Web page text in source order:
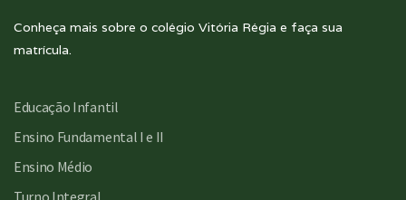
Conheça mais sobre o colégio Vitória Régia e faça sua
matrícula.
Educação Infantil
Ensino Fundamental I e II
Ensino Médio